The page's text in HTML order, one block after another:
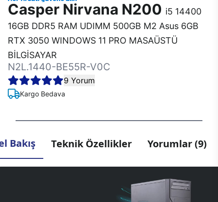
Casper Nirvana N200 i5 14400
16GB DDR5 RAM UDIMM 500GB M2 Asus 6GB
RTX 3050 WINDOWS 11 PRO MASAÜSTÜ
BİLGİSAYAR
N2L.1440-BE55R-V0C
9 Yorum
Kargo Bedava
Bakış Teknik Özellikler Yorumlar (9)